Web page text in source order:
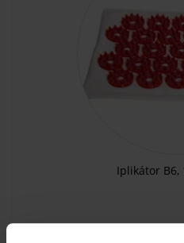
Iplikátor B6,